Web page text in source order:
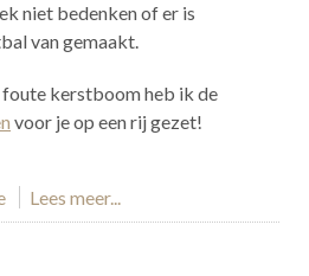
niet bedenken of er is
van gemaakt.
kerstboom heb ik de
voor je op een rij gezet!
Lees meer...